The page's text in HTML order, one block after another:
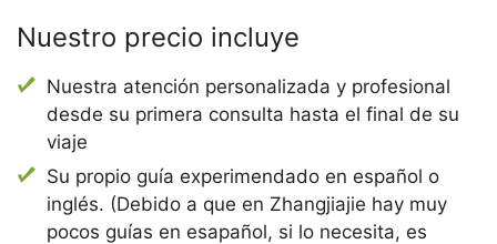
Nuestro precio incluye
Nuestra atención personalizada y profesional
desde su primera consulta hasta el final de su
viaje
Su propio guía experimendado en español o
inglés. (Debido a que en Zhangjiajie hay muy
pocos guías en esapañol, si lo necesita, es